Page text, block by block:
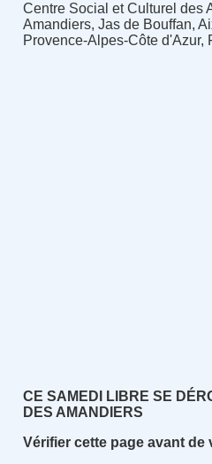
Centre Social et Culturel des
Amandiers, Jas de Bouffan,
Provence-Alpes-Côte d'Azur,
CE SAMEDI LIBRE SE
DES AMANDIERS
Vérifier cette page avant de